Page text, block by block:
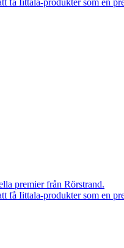
få Iittala-produkter som en
premier från Rörstrand.
få Iittala-produkter som en